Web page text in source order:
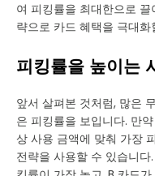
여 피킹률을 최대한으로
략으로 카드 혜택을 극대화
피킹률을 높이는
앞서 살펴본 것처럼, 많은
은 피킹률을 보입니다. 만
상 사용 금액에 맞춰 가장
전략을 사용할 수 있습니